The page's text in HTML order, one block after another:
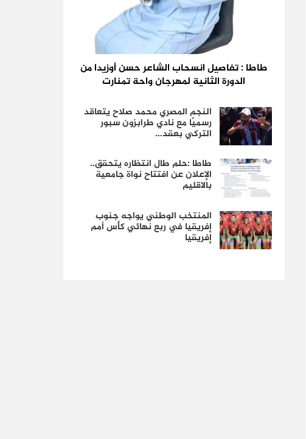
طاطا : تفاصيل انسحاب الشاعر حسن أوزيدا من
الدورة الثانية لمهرجان واحة تمنارت
النجم المصري محمد صلاح يتعاقد
رسميًا مع نادي طرابزون سبور
التركي بعقد…
طاطا :حلم طال انتظاره يتحقق..
الإعلان عن افتتاح نواة جامعية
بالاقليم
المنتخب الوطني يواجه جنوب
إفريقيا في ربع نهائي كأس أمم
إفريقيا